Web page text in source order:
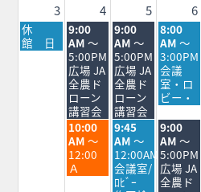
3 4 5 6
月
曜
日,
休
館 日
火
曜
日,
8
月
4th
2026
9:00
AM ～
5:00PM
広場 JA
全農ド
ローン
講習会
水
曜
日,
8
月
5th
2026
9:00
AM ～
5:00PM
広場 JA
全農ド
ローン
講習会
木
曜
日,
8
月
6th
2026
8:00
AM ～
3:00PM
会議
室・ロ
ビー・
火
曜
日,
8
月
10:00
AM ～
12:00
Ａ
水
曜
日,
8
月
9:45
AM ～
12:00AM
会議室/
ﾛﾋﾞｰ
木
曜
日,
8
月
9:00
AM ～
5:00PM
広場 JA
全農ド